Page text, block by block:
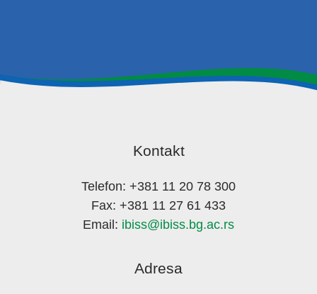
Kontakt
Telefon: +381 11 20 78 300
Fax: +381 11 27 61 433
Email: ibiss@ibiss.bg.ac.rs
Adresa